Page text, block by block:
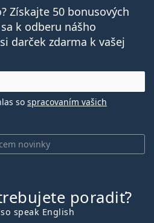
Získajte 50 bonusových
k odberu nášho
darček zdarma k vašej
novinky
so spracovaním vašich
poradiť?
speak English